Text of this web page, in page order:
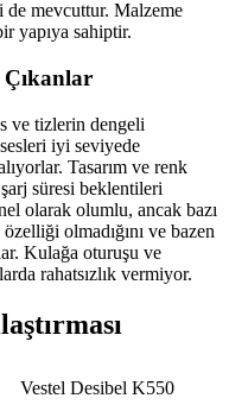
de mevcuttur. Malzeme
yapıya sahiptir.
Çıkanlar
ve tizlerin dengeli
iyi seviyede
Tasarım ve renk
süresi beklentileri
olarak olumlu, ancak bazı
olmadığını ve bazen
Kulağa oturuşu ve
rahatsızlık vermiyor.
Vestel Desibel K550